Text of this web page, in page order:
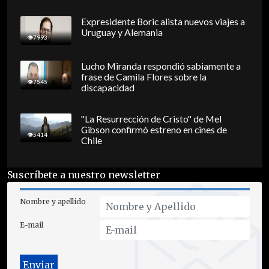
7993
Expresidente Boric alista nuevos viajes a
Uruguay y Alemania
7545
Lucho Miranda respondió sabiamente a
frase de Camila Flores sobre la
discapacidad
5414
"La Resurrección de Cristo" de Mel
Gibson confirmó estreno en cines de
Chile
Suscríbete a nuestro newsletter
Nombre y apellido
E-mail